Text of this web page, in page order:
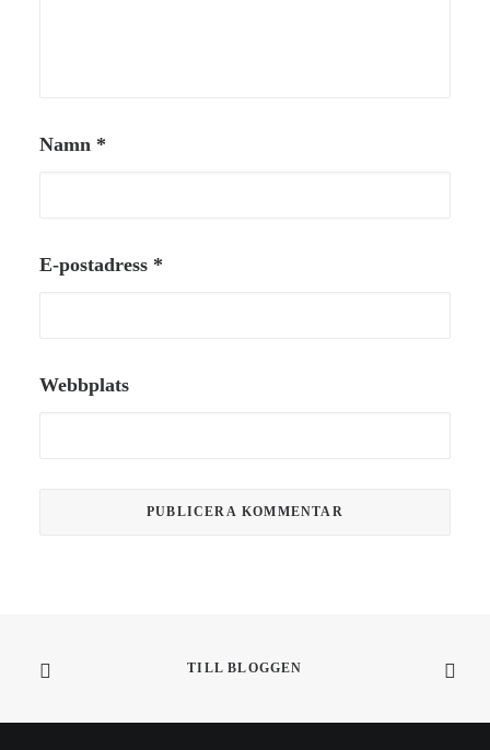
Namn *
E-postadress *
Webbplats
TILL BLOGGEN